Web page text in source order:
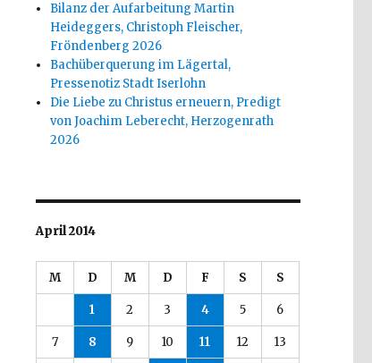
Bilanz der Aufarbeitung Martin
Heideggers, Christoph Fleischer,
Fröndenberg 2026
Bachüberquerung im Lägertal,
Pressenotiz Stadt Iserlohn
Die Liebe zu Christus erneuern, Predigt
von Joachim Leberecht, Herzogenrath
2026
April 2014
M D M D F S S
1 2 3 4 5 6
7 8 9 10 11 12 13